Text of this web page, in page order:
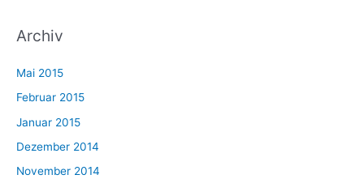
Archiv
Mai 2015
Februar 2015
Januar 2015
Dezember 2014
November 2014